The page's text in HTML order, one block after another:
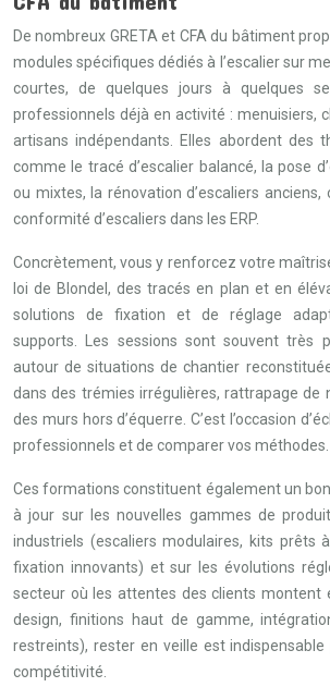
De nombreux GRETA et CFA du bâtiment
modules spécifiques dédiés à l’escalier sur
courtes, de quelques jours à quelques
professionnels déjà en activité : menuisiers,
artisans indépendants. Elles abordent des
comme le tracé d’escalier balancé, la pose
ou mixtes, la rénovation d’escaliers
conformité d’escaliers dans les ERP.
Concrètement, vous y renforcez votre
loi de Blondel, des tracés en plan et en
solutions de fixation et de réglage
supports. Les sessions sont souvent très
autour de situations de chantier
dans des trémies irrégulières, rattrapage de
des murs hors d’équerre. C’est l’occasion
professionnels et de comparer vos méthodes.
Ces formations constituent également un
à jour sur les nouvelles gammes de
industriels (escaliers modulaires, kits prêts
fixation innovants) et sur les évolutions
secteur où les attentes des clients montent
design, finitions haut de gamme,
restreints), rester en veille est
compétitivité.